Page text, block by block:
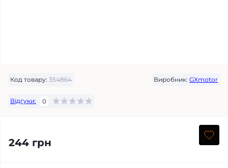
Код товару: 354864 Виробник: GXmotor
Відгуки: 0
244 грн